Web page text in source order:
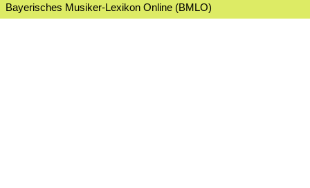
Bayerisches Musiker-Lexikon Online (BMLO)